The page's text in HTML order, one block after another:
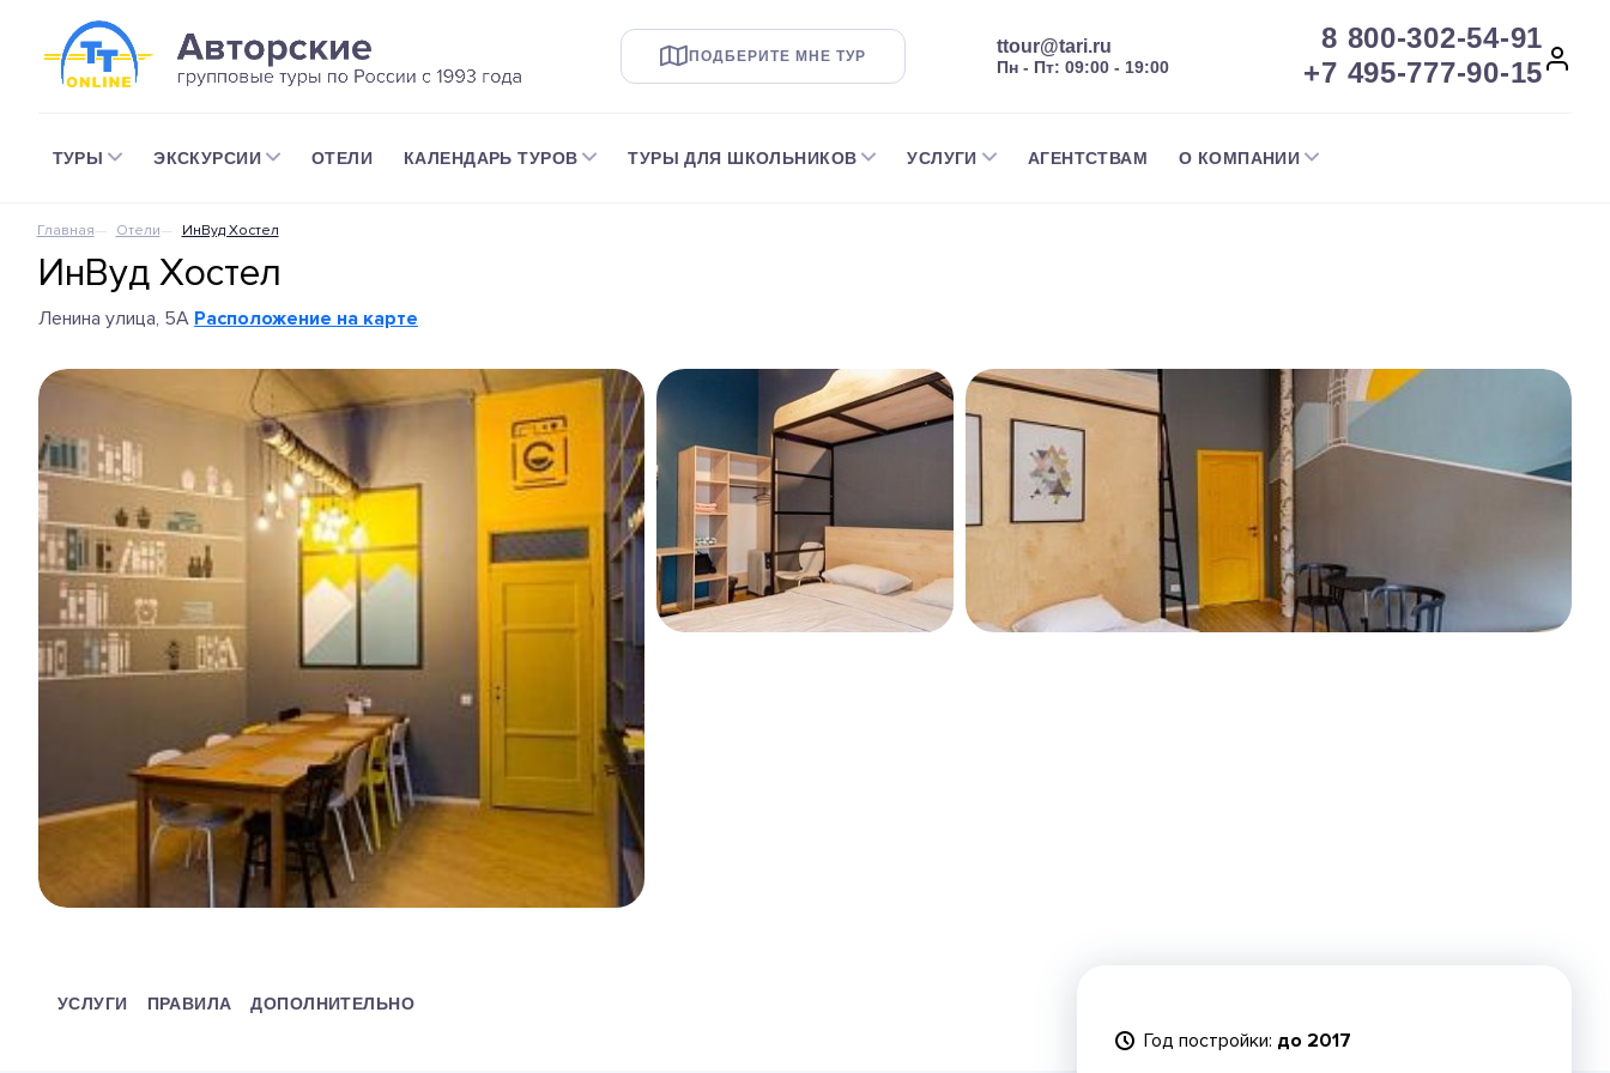
ПОДБЕРИТЕ МНЕ ТУР ttour@tari.ru
Пн - Пт: 09:00 - 19:00
8 800-302-54-91
+7 495-777-90-15
ТУРЫ ЭКСКУРСИИ ОТЕЛИ КАЛЕНДАРЬ ТУРОВ ТУРЫ ДЛЯ ШКОЛЬНИКОВ УСЛУГИ АГЕНТСТВАМ О КОМПАНИИ
Главная Отели ИнВуд Хостел
ИнВуд Хостел
Ленина улица, 5А Расположение на карте
Год постройки: до 2017
УСЛУГИ ПРАВИЛА ДОПОЛНИТЕЛЬНО